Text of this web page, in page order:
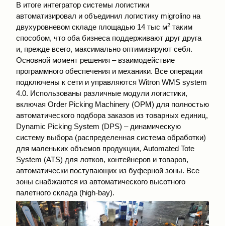
В итоге интегратор системы логистики
автоматизировал и объединил логистику migrolino на
двухуровневом складе площадью 14 тыс м2 таким
способом, что оба бизнеса поддерживают друг друга
и, прежде всего, максимально оптимизируют себя.
Основной момент решения – взаимодействие
программного обеспечения и механики. Все операции
подключены к сети и управляются Witron WMS system
4.0. Использованы различные модули логистики,
включая Order Picking Machinery (OPM) для полностью
автоматического подбора заказов из товарных единиц,
Dynamic Picking System (DPS) – динамическую
систему выбора (распределенная система обработки)
для маленьких объемов продукции, Automated Tote
System (ATS) для лотков, контейнеров и товаров,
автоматически поступающих из буферной зоны. Все
зоны снабжаются из автоматического высотного
палетного склада (high-bay).